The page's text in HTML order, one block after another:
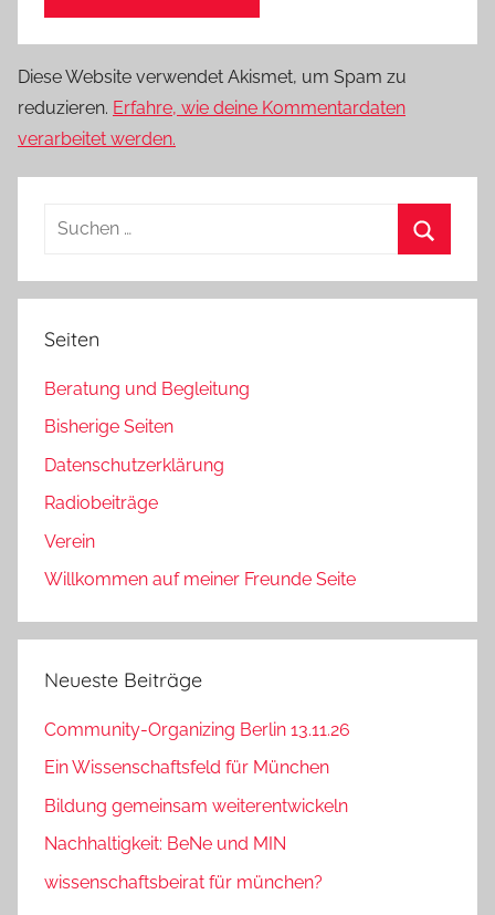
Diese Website verwendet Akismet, um Spam zu
reduzieren. Erfahre, wie deine Kommentardaten
verarbeitet werden.
Suchen
Seiten
Beratung und Begleitung
Bisherige Seiten
Datenschutzerklärung
Radiobeiträge
Verein
Willkommen auf meiner Freunde Seite
Neueste Beiträge
Community-Organizing Berlin 13.11.26
Ein Wissenschaftsfeld für München
Bildung gemeinsam weiterentwickeln
Nachhaltigkeit: BeNe und MIN
wissenschaftsbeirat für münchen?